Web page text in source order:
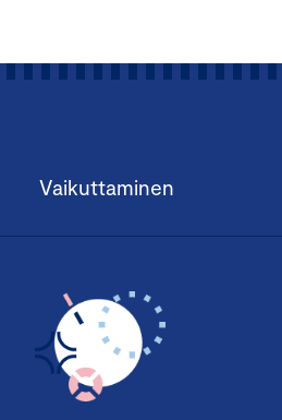
Vaikuttaminen